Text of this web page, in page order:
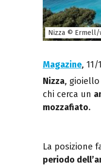
Nizza © Ermell/
Magazine, 11/
Nizza,
chi cerca un
mozzafiato.
La posizione
periodo